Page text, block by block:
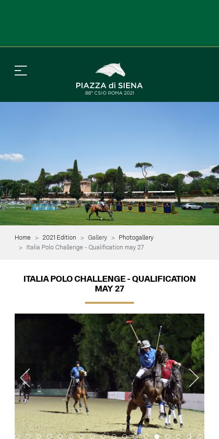
Home 2021 Edition Gallery
Photogallery
Italia Polo Challenge - Qualification may 27
ITALIA POLO CHALLENGE - QUALIFICATION
MAY 27